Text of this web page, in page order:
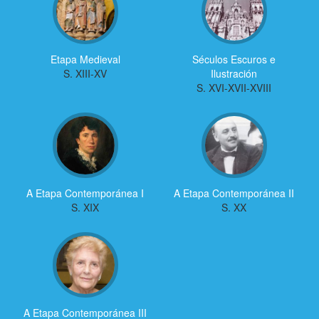
Etapa Medieval
S. XIII-XV
Séculos Escuros e
Ilustración
S. XVI-XVII-XVIII
A Etapa Contemporánea I
S. XIX
A Etapa Contemporánea II
S. XX
A Etapa Contemporánea III